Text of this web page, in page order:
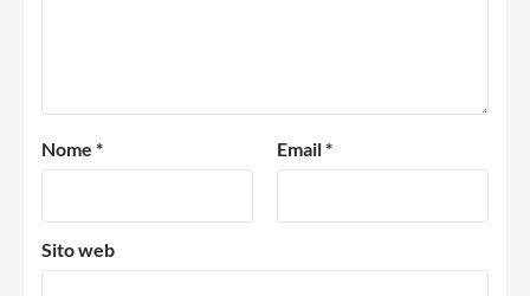
Nome * Email*
Sito web